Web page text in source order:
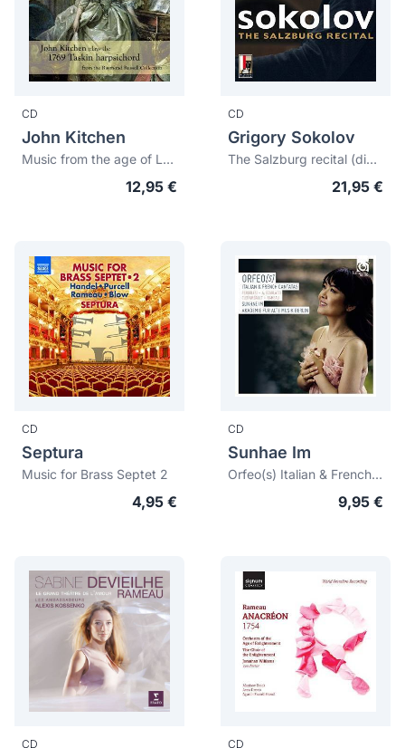
CD
John Kitchen
Music from the age of Louis XV
12,95 €
CD
Grigory Sokolov
The Salzburg recital (digipack)
21,95 €
CD
Septura
Music for Brass Septet 2
4,95 €
CD
Sunhae Im
Orfeo(s) Italian & French Cantatas
9,95 €
CD CD